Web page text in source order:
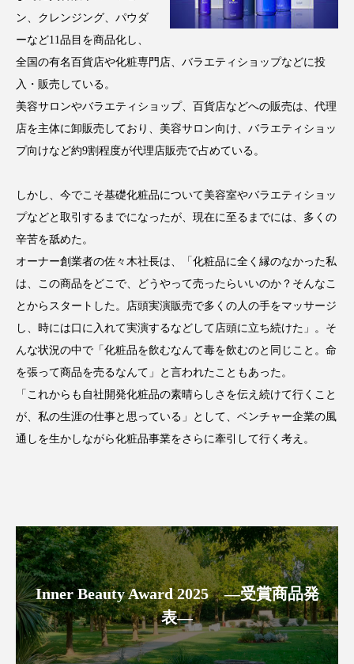
コネクテッド・ビューティ コミュニケーション
コルチゾール サステナビリティ
サステナブル美容 サプライチェーン
サプリ サロンクレンジング サロン戦略
スカルプ クレンジング 頻度 スカルプケア
スキンケア スキンケア 習慣
スキンケアルーティン ストレス スパ
スマートウォッチ スマートパッチ
スマートリング セーフプレイス セラミド
セラミド保湿 セルフケア
デジタルデトックス デトックス
ドライヤー 温度 髪 ダメージ ナイアシンアミド
ナイトプロテイン ナイトルーティン 金木犀
パーソナライズ バーチャルメイク
ン、クレンジング、パウダ
ーなど11品目を商品化し、
全国の有名百貨店や化粧専門店、バラエティショップなどに投
入・販売している。
美容サロンやバラエティショップ、百貨店などへの販売は、代理
店を主体に卸販売しており、美容サロン向け、バラエティショッ
プ向けなど約9割程度が代理店販売で占めている。
しかし、今でこそ基礎化粧品について美容室やバラエティショッ
プなどと取引するまでになったが、現在に至るまでには、多くの
辛苦を舐めた。
オーナー創業者の佐々木社長は、「化粧品に全く縁のなかった私
は、この商品をどこで、どうやって売ったらいいのか？そんなこ
とからスタートした。店頭実演販売で多くの人の手をマッサージ
し、時には口に入れて実演するなどして店頭に立ち続けた」。そ
んな状況の中で「化粧品を飲むなんて毒を飲むのと同じこと。命
を張って商品を売るなんて」と言われたこともあった。
「これからも自社開発化粧品の素晴らしさを伝え続けて行くこと
が、私の生涯の仕事と思っている」として、ベンチャー企業の風
通しを生かしながら化粧品事業をさらに牽引して行く考え。
Inner Beauty Award 2025 ―受賞商品発
表―